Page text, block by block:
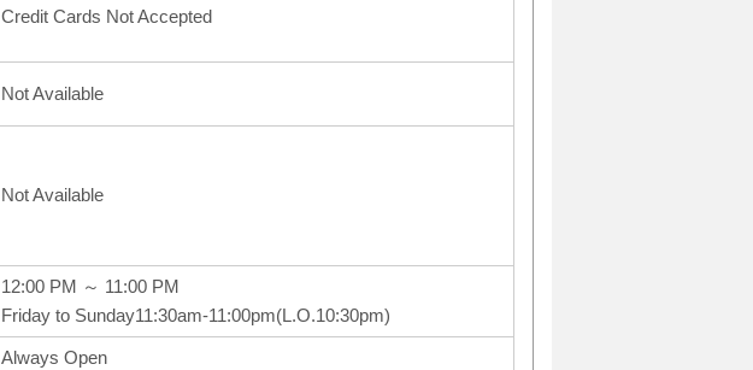
Credit Cards Not Accepted
Not Available
Not Available
12:00 PM ～ 11:00 PM
Friday to Sunday11:30am-11:00pm(L.O.10:30pm)
Always Open